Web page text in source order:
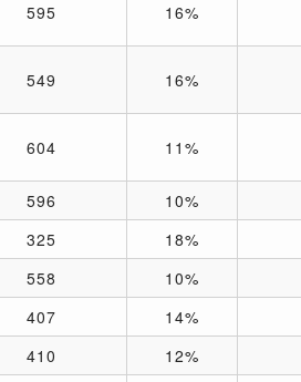
595 16%
549 16%
604 11%
596 10%
325 18%
558 10%
407 14%
410 12%